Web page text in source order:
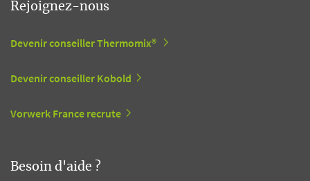
Rejoignez-nous
Devenir conseiller Thermomix®
Devenir conseiller Kobold
Vorwerk France recrute
Besoin d'aide ?